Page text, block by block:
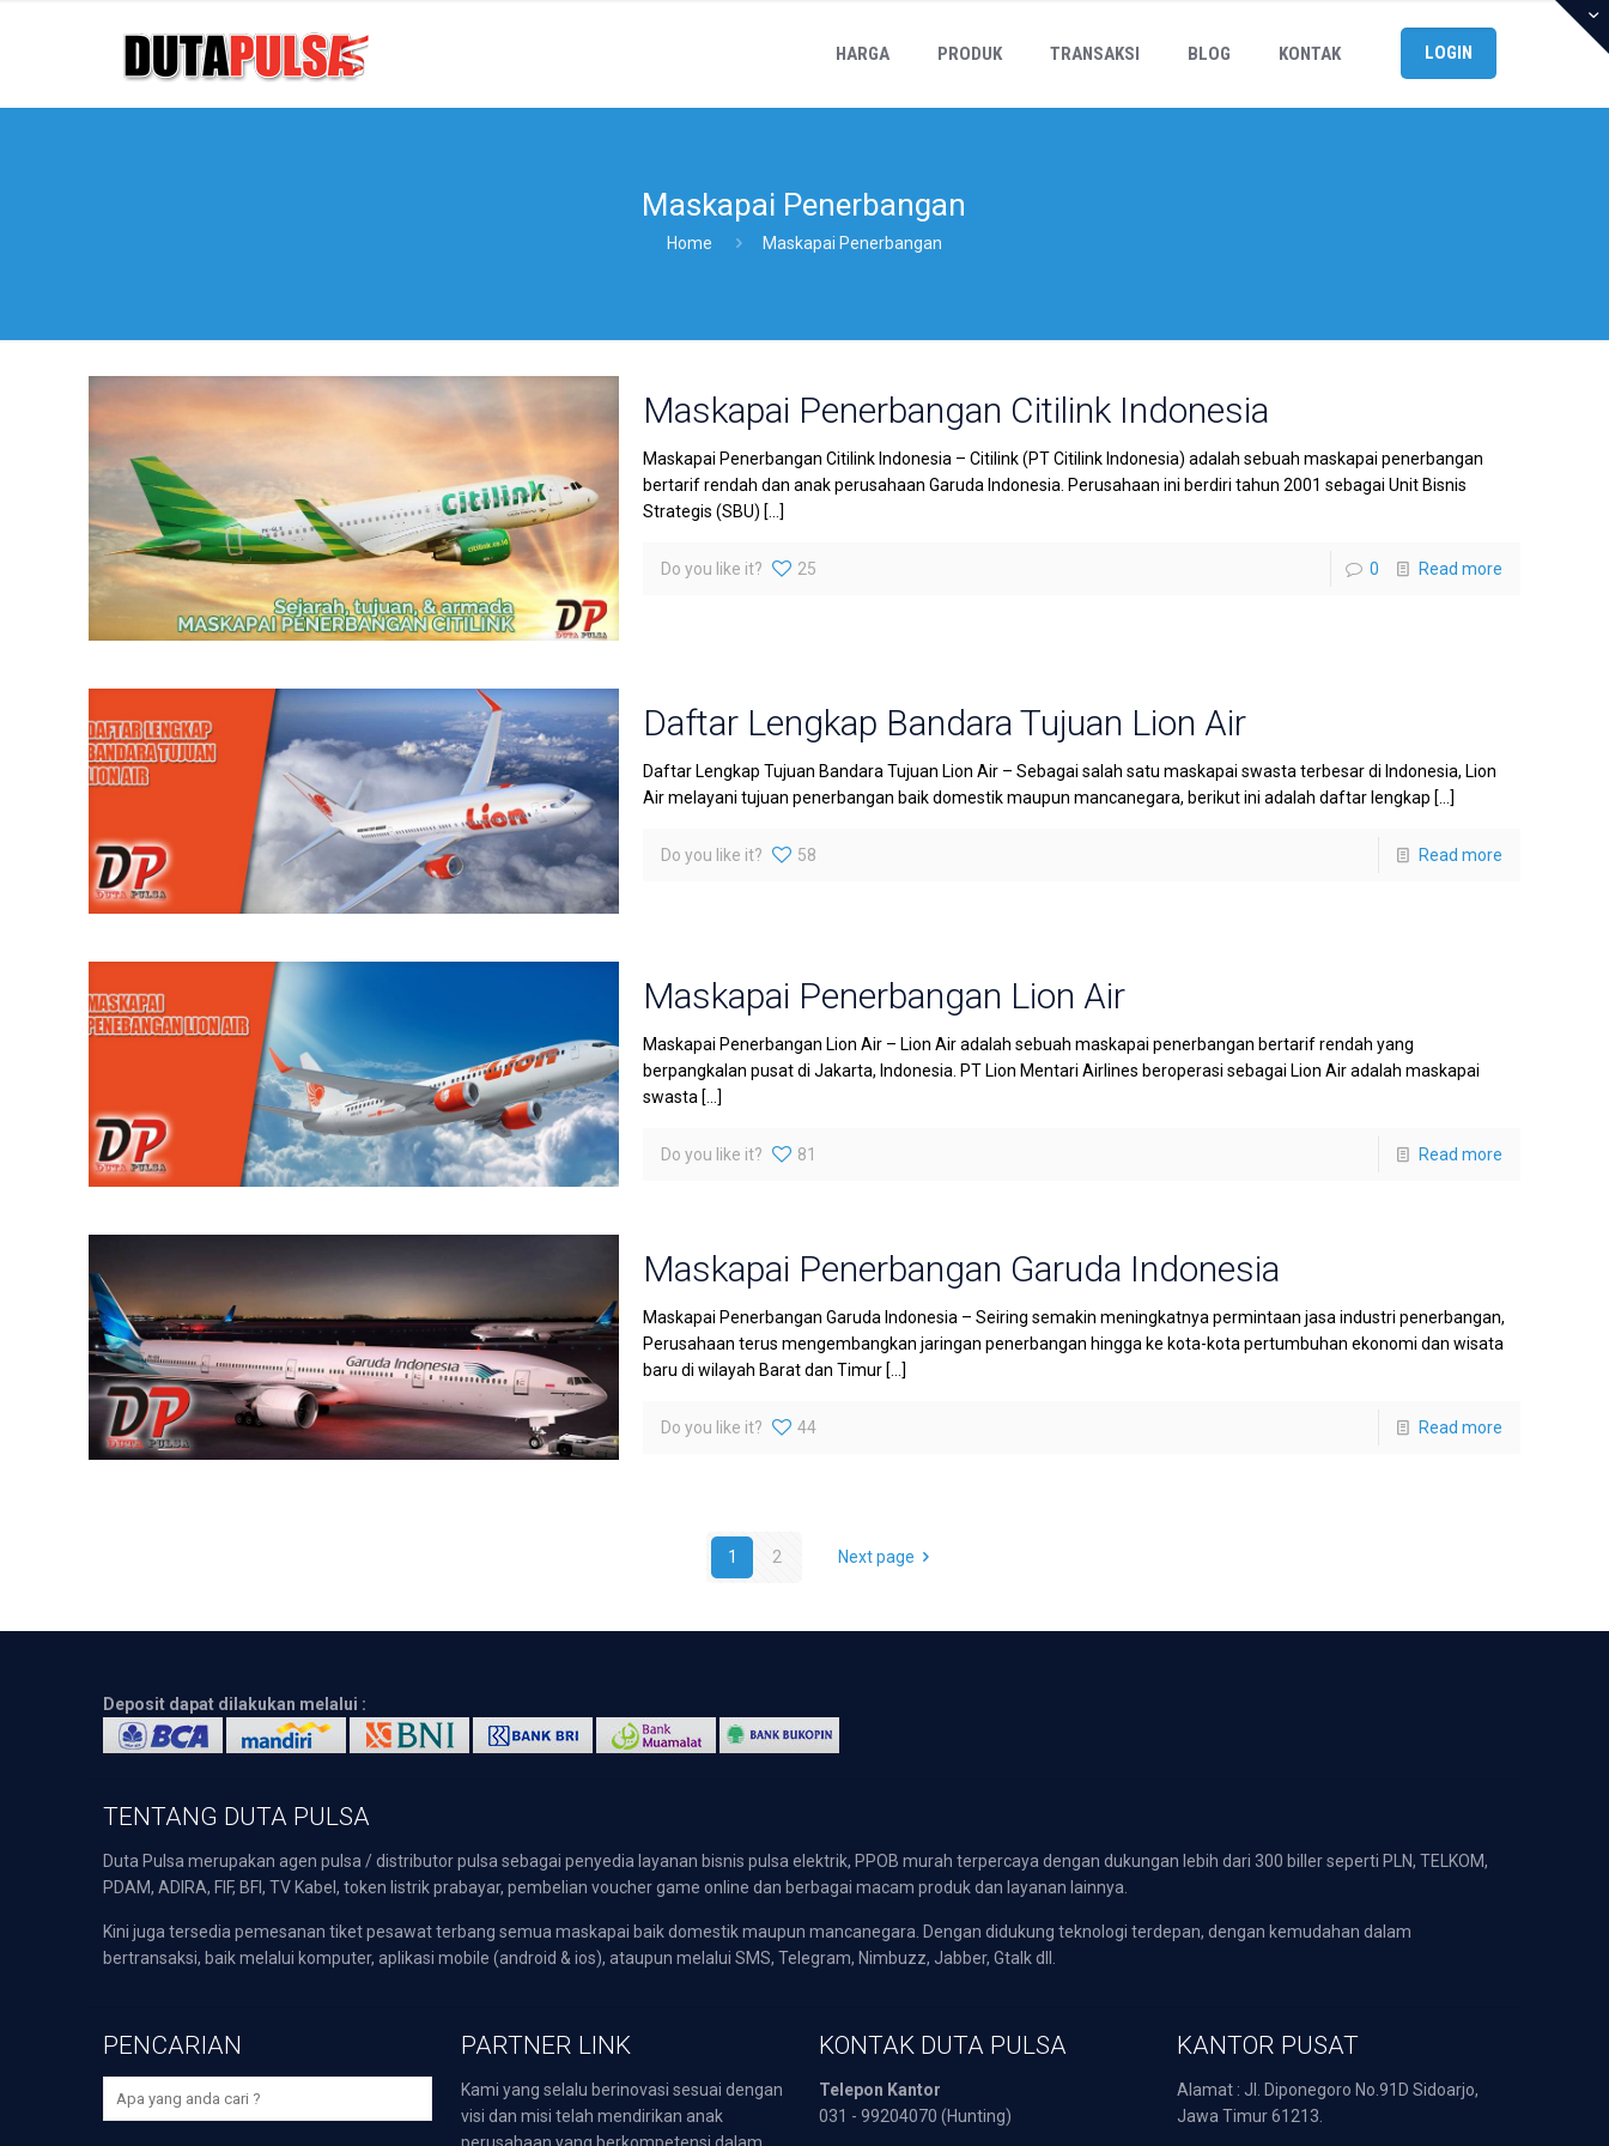
HARGA PRODUK TRANSAKSI BLOG KONTAK LOGIN
Maskapai Penerbangan
Home Maskapai Penerbangan
Maskapai Penerbangan Citilink Indonesia
Maskapai Penerbangan Citilink Indonesia – Citilink (PT Citilink Indonesia) adalah sebuah maskapai penerbangan
bertarif rendah dan anak perusahaan Garuda Indonesia. Perusahaan ini berdiri tahun 2001 sebagai Unit Bisnis
Strategis (SBU) […]
Do you like it? 25 0 Read more
Daftar Lengkap Bandara Tujuan Lion Air
Daftar Lengkap Tujuan Bandara Tujuan Lion Air – Sebagai salah satu maskapai swasta terbesar di Indonesia, Lion
Air melayani tujuan penerbangan baik domestik maupun mancanegara, berikut ini adalah daftar lengkap […]
Do you like it? 58 Read more
Maskapai Penerbangan Lion Air
Maskapai Penerbangan Lion Air – Lion Air adalah sebuah maskapai penerbangan bertarif rendah yang
berpangkalan pusat di Jakarta, Indonesia. PT Lion Mentari Airlines beroperasi sebagai Lion Air adalah maskapai
swasta […]
Do you like it? 81 Read more
Maskapai Penerbangan Garuda Indonesia
Maskapai Penerbangan Garuda Indonesia – Seiring semakin meningkatnya permintaan jasa industri penerbangan,
Perusahaan terus mengembangkan jaringan penerbangan hingga ke kota-kota pertumbuhan ekonomi dan wisata
baru di wilayah Barat dan Timur[…]
Do you like it? 44 Read more
1 2 Next page
Deposit dapat dilakukan melalui :
TENTANG DUTA PULSA
Duta Pulsa merupakan agen pulsa / distributor pulsa sebagai penyedia layanan bisnis pulsa elektrik, PPOB murah terpercaya dengan dukungan lebih dari 300 biller seperti PLN, TELKOM,
PDAM, ADIRA, FIF, BFI, TV Kabel, token listrik prabayar, pembelian voucher game online dan berbagai macam produk dan layanan lainnya.
Kini juga tersedia pemesanan tiket pesawat terbang semua maskapai baik domestik maupun mancanegara. Dengan didukung teknologi terdepan, dengan kemudahan dalam
bertransaksi, baik melalui komputer, aplikasi mobile (android & ios), ataupun melalui SMS, Telegram, Nimbuzz, Jabber, Gtalk dll.
PENCARIAN PARTNER LINK
Kami yang selalu berinovasi sesuai dengan
visi dan misi telah mendirikan anak
perusahaan yang berkompetensi dalam
KONTAK DUTA PULSA
Telepon Kantor
031 - 99204070 (Hunting)
KANTOR PUSAT
Alamat : Jl. Diponegoro No.91D Sidoarjo,
Jawa Timur 61213.